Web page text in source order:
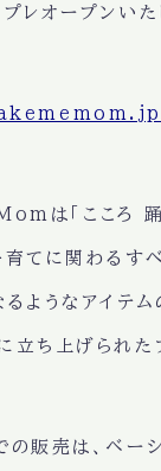
レオープンいた
は「こころ 踊
育てに関わるす
るようなアイテ
立ち上げられた
の販売は、ベー